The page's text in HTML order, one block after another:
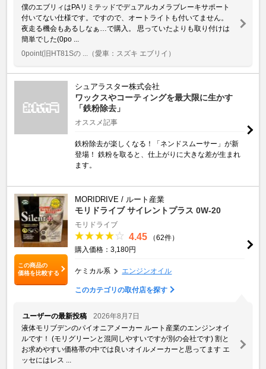
僕のエブリィはPAリミテッドでデュアルカメラブレーキサポート
付いてない仕様です。ですので、オートライトも付いてません。
夜走る機会もあるしなぁ…で購入。 思っていたよりも取り付けは
簡単でした(0po ...
0point(旧HT81Sの ...
（愛車：スズキ エブリイ）
シュアラスター株式会社
ワックスやコーティングを最大限に生かす
「鉄粉除去」
オススメ記事
鉄粉除去が楽しくなる！「ネンドスムーサー」が新
登場！ 鉄粉を取ると、仕上がりに大きな差が生まれ
ます。
この商品の
価格を比較する
MORIDRIVE / ルート産業
モリドライブ サイレントプラス 0W-20
モリドライブ
4.45
（62件）
購入価格：3,180円
ケミカル系 エンジンオイル
このカテゴリの取付店を探す
ユーザーの最新投稿
2026年8月7日
液体モリブデンのパイオニアメーカー ルート産業のエンジンオイ
ルです！ (モリグリーンと混同しやすいですが別の会社です) 割と
お求めやすい価格帯の中では良いオイルメーカーと思ってます エ
ッセにはレス ...